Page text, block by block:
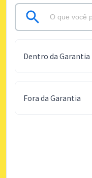
Dentro da Garantia
Fora da Garantia